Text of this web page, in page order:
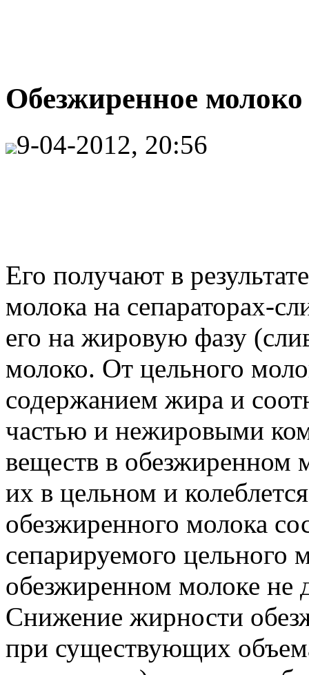
Обезжиренное молоко
9-04-2012, 20:56
Его получают в
молока на сепараторах-
его на жировую фазу
молоко. От цельного
содержанием жира и
частью и нежировыми
веществ в обезжиренном
их в цельном и
обезжиренного молока
сепарируемого
обезжиренном молоке
Снижение жирности
при существующих